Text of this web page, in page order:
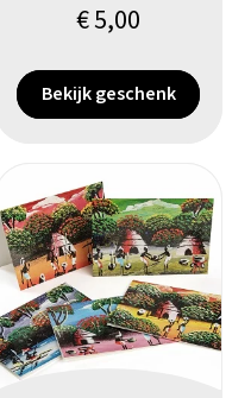
€5,00
Bekijk geschenk